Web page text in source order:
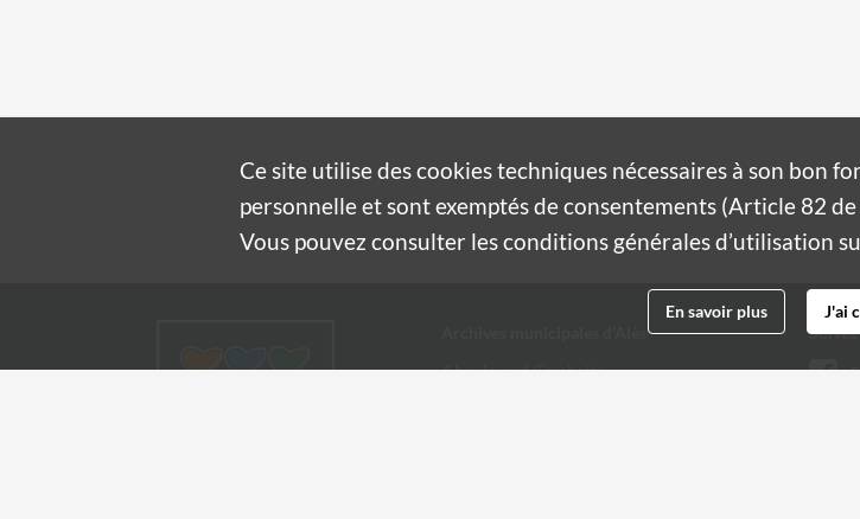
4 boulevard Gambetta
Ce site utilise descookiestechniques nécessaires à son bon
personnelle et sont exemptés de consentements (Article 82
Vous pouvez consulter les conditions générales d’utilisation
En savoir plus J'ai